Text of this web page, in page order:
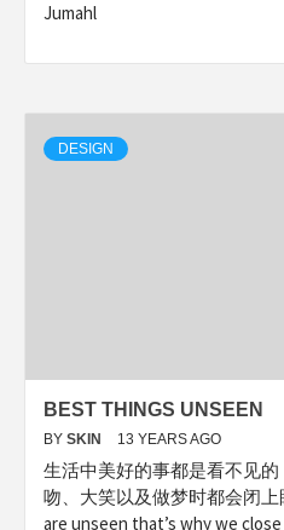
Jumahl
DESIGN
BEST THINGS UNSEEN
BY SKIN 13 YEARS AGO
生活中美好的事都是看不见
吻、大笑以及做梦时都会闭上
are unseen that’s why we